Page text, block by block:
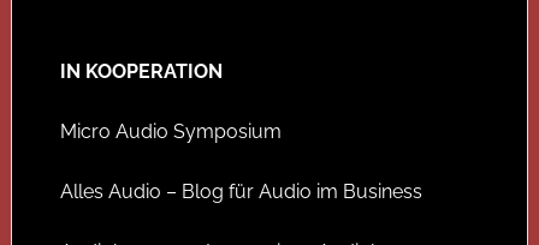
IN KOOPERATION
Micro Audio Symposium
Alles Audio – Blog für Audio im Business